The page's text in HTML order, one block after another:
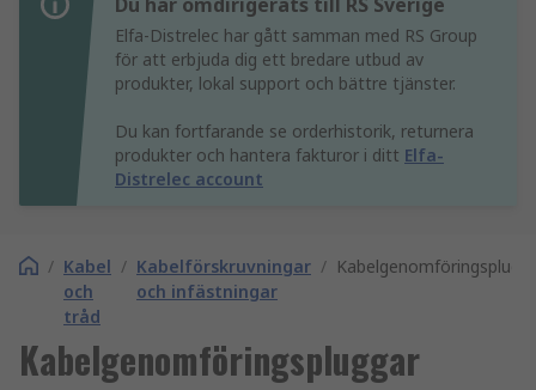
Elfa-Distrelec har gått samman med RS Group
för att erbjuda dig ett bredare utbud av
produkter, lokal support och bättre tjänster.
Du kan fortfarande se orderhistorik, returnera
produkter och hantera fakturor i ditt Elfa-
Distrelec account
/ Kabel
och
tråd
/ Kabelförskruvningar
och infästningar
/
Kabelgenomföringspluggar